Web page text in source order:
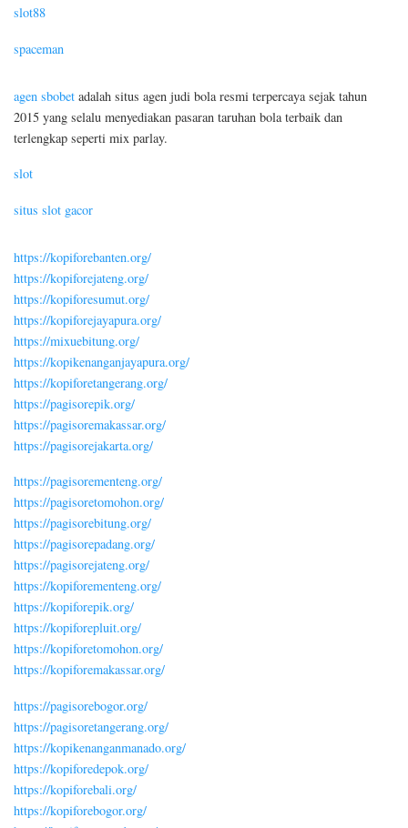
slot88
spaceman
agen sbobet adalah situs agen judi bola resmi terpercaya sejak tahun
2015 yang selalu menyediakan pasaran taruhan bola terbaik dan
terlengkap seperti mix parlay.
slot
situs slot gacor
https://kopiforebanten.org/
https://kopiforejateng.org/
https://kopiforesumut.org/
https://kopiforejayapura.org/
https://mixuebitung.org/
https://kopikenanganjayapura.org/
https://kopiforetangerang.org/
https://pagisorepik.org/
https://pagisoremakassar.org/
https://pagisorejakarta.org/
https://pagisorementeng.org/
https://pagisoretomohon.org/
https://pagisorebitung.org/
https://pagisorepadang.org/
https://pagisorejateng.org/
https://kopiforementeng.org/
https://kopiforepik.org/
https://kopiforepluit.org/
https://kopiforetomohon.org/
https://kopiforemakassar.org/
https://pagisorebogor.org/
https://pagisoretangerang.org/
https://kopikenanganmanado.org/
https://kopiforedepok.org/
https://kopiforebali.org/
https://kopiforebogor.org/